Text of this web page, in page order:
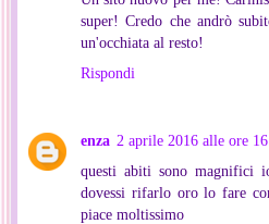
super! Credo che andrò
un'occhiata al resto!
Rispondi
enza 2 aprile 2016 alle ore
questi abiti sono magnifici
dovessi rifarlo oro lo fare
piace moltissimo